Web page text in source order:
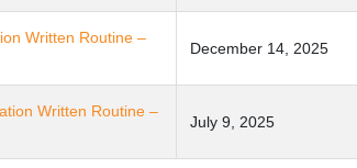
Written Routine –
December 14, 2025
Written Routine –
July 9, 2025